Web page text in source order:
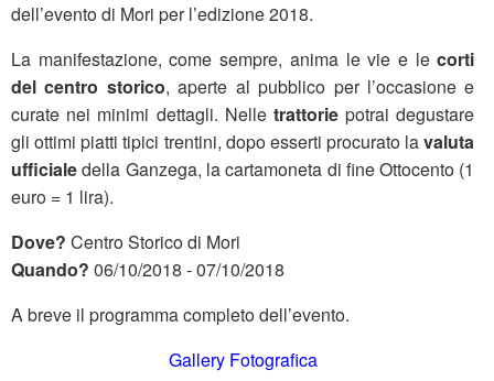
dell’evento di Mori per l’edizione 2018.
La manifestazione, come sempre, anima le vie e lecorti
del centro storico, aperte al pubblico per l’occasione e
curate nei minimi dettagli. Nelletrattorie potrai degustare
gli ottimi piatti tipici trentini, dopo esserti procurato lavaluta
ufficialedella Ganzega, la cartamoneta di fine Ottocento (1
euro = 1 lira).
Dove? Centro Storico di Mori
Quando? 06/10/2018 - 07/10/2018
A breve il programma completo dell’evento.
Gallery Fotografica